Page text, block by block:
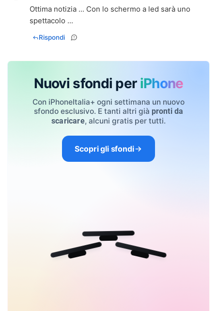
Ottima notizia ... Con lo schermo a led sarà uno
spettacolo ...
Rispondi
Nuovi sfondi per iPhone
Con iPhoneItalia+ ogni settimana un nuovo
sfondo esclusivo. E tanti altri già pronti da
scaricare, alcuni gratis per tutti.
Scopri gli sfondi